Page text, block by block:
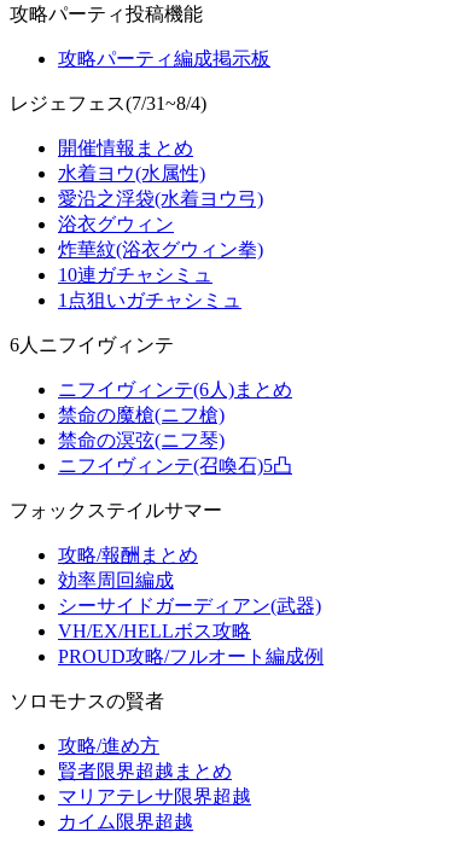
攻略パーティ投稿機能
攻略パーティ編成掲示板
レジェフェス(7/31~8/4)
開催情報まとめ
水着ヨウ(水属性)
愛沿之浮袋(水着ヨウ弓)
浴衣グウィン
炸華紋(浴衣グウィン拳)
10連ガチャシミュ
1点狙いガチャシミュ
6人ニフイヴィンテ
ニフイヴィンテ(6人)まとめ
禁命の魔槍(ニフ槍)
禁命の溟弦(ニフ琴)
ニフイヴィンテ(召喚石)5凸
フォックステイルサマー
攻略/報酬まとめ
効率周回編成
シーサイドガーディアン(武器)
VH/EX/HELLボス攻略
PROUD攻略/フルオート編成例
ソロモナスの賢者
攻略/進め方
賢者限界超越まとめ
マリアテレサ限界超越
カイム限界超越